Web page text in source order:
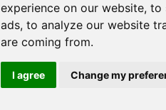
experience on our website,
ads, to analyze our website
are coming from.
I agree Change my